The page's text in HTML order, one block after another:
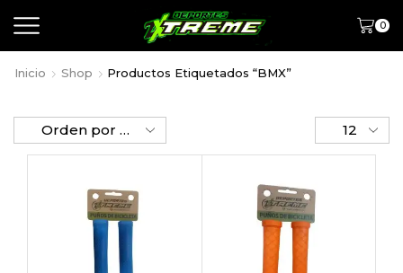
0
Inicio Shop Productos Etiquetados “BMX”